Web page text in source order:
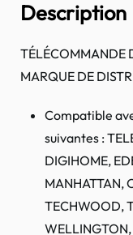
Description
TÉLÉCOMMANDE
MARQUE DE
Compatible
suivantes :
DIGIHOME,
MANHATTAN,
TECHWOOD,